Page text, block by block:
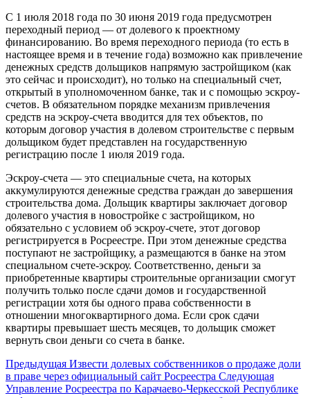
С 1 июля 2018 года по 30 июня 2019 года предусмотрен
переходный период — от долевого к проектному
финансированию. Во время переходного периода (то есть в
настоящее время и в течение года) возможно как привлечение
денежных средств дольщиков напрямую застройщиком (как
это сейчас и происходит), но только на специальный счет,
открытый в уполномоченном банке, так и с помощью эскроу-
счетов. В обязательном порядке механизм привлечения
средств на эскроу-счета вводится для тех объектов, по
которым договор участия в долевом строительстве с первым
дольщиком будет представлен на государственную
регистрацию после 1 июля 2019 года.
Эскроу-счета — это специальные счета, на которых
аккумулируются денежные средства граждан до завершения
строительства дома. Дольщик квартиры заключает договор
долевого участия в новостройке с застройщиком, но
обязательно с условием об эскроу-счете, этот договор
регистрируется в Росреестре. При этом денежные средства
поступают не застройщику, а размещаются в банке на этом
специальном счете-эскроу. Соответственно, деньги за
приобретенные квартиры строительные организации смогут
получить только после сдачи домов и государственной
регистрации хотя бы одного права собственности в
отношении многоквартирного дома. Если срок сдачи
квартиры превышает шесть месяцев, то дольщик сможет
вернуть свои деньги со счета в банке.
Предыдущая Извести долевых собственников о продаже доли
в праве через официальный сайт Росреестра Следующая
Управление Росреестра по Карачаево-Черкесской Республике